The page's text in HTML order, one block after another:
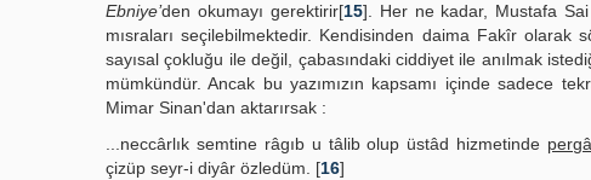
Ebniye’den okumayı gerektirir[15]. Her ne kadar, Mustafa Sai
mısraları seçilebilmektedir. Kendisinden daima Fakîr
sayısal çokluğu ile değil, çabasındaki ciddiyet ile anılmak
mümkündür. Ancak bu yazımızın kapsamı içinde sadece
Mimar Sinan'dan aktarırsak :
...neccârlık semtine râgıb u tâlib olup üstâd hizmetinde
çizüp seyr-i diyâr özledüm. [16]